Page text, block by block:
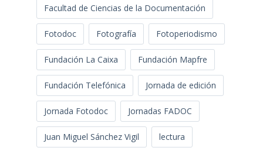
Facultad de Ciencias de la Documentación
Fotodoc Fotografía Fotoperiodismo
Fundación La Caixa Fundación Mapfre
Fundación Telefónica Jornada de edición
Jornada Fotodoc Jornadas FADOC
Juan Miguel Sánchez Vigil lectura